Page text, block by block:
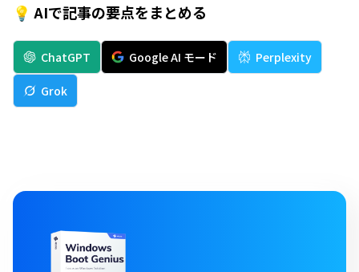
💡 AIで記事の要点をまとめる
ChatGPT Google AI モード Perplexity
Grok